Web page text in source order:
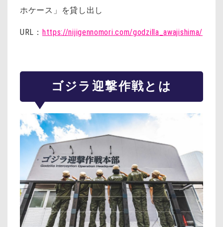
ホケース」を貸し出し
URL： https://nijigennomori.com/godzilla_awajishima/
ゴジラ迎撃作戦とは